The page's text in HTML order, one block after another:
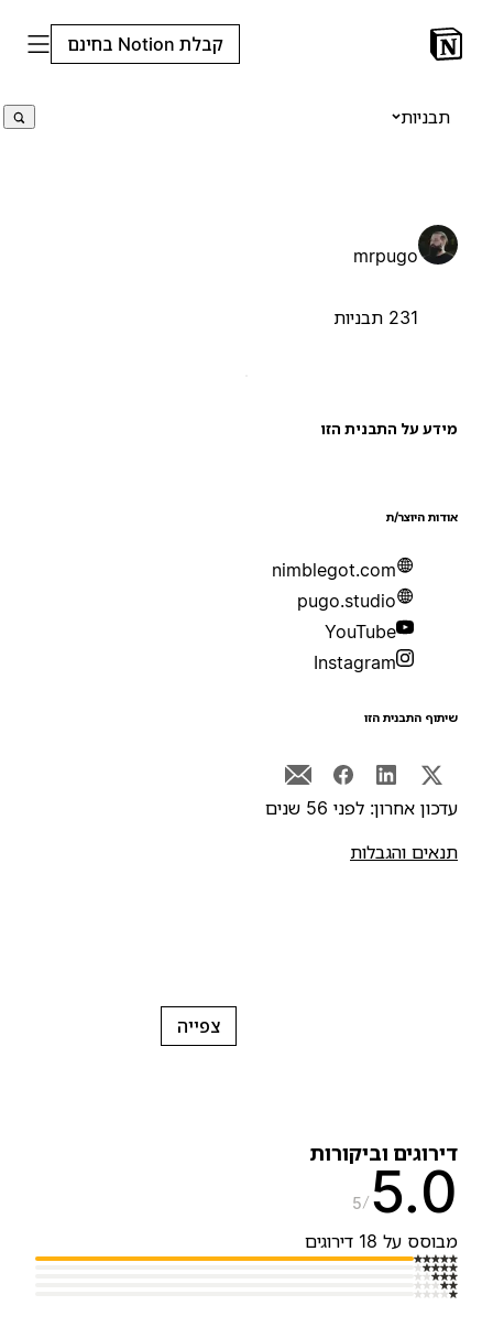
קבלת Notion בחינם
תבניות
mrpugo
על התבנית הזו
היוצר/ת
nimblegot.com
pugo.studio
YouTube
Instagram
התבנית הזו
אחרון: לפני 56 שנים
והגבלות
צפייה
וביקורות
5
על 18 דירוגים